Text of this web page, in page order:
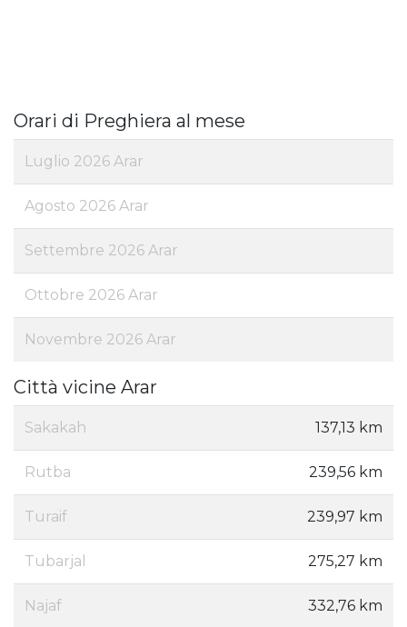
Orari di Preghiera al mese
Luglio 2026 Arar
Agosto 2026 Arar
Settembre 2026 Arar
Ottobre 2026 Arar
Novembre 2026 Arar
Città vicine Arar
Sakakah 137,13 km
Rutba 239,56 km
Turaif 239,97 km
Tubarjal 275,27 km
Najaf 332,76 km